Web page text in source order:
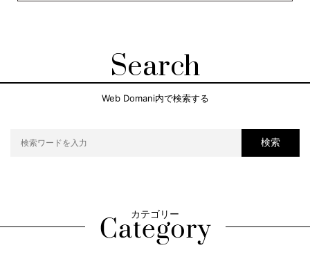
Search
Web Domani内で検索する
検索
カテゴリー